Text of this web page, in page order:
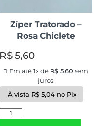
Zíper Tratorado –
Rosa Chiclete
R$5,60
Em até 1x de R$ 5,60 sem
juros
À vista R$ 5,04 no Pix